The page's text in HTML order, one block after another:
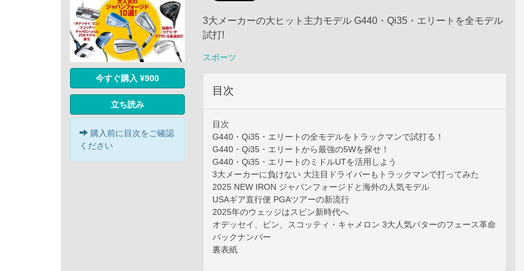
今すぐ購入 ¥900
立ち読み
購入前に目次をご確認
ください
3大メーカーの大ヒット主力モデル G440・Qi35・エリートを全モデル
試打!
スポーツ
目次
目次
G440・Qi35・エリートの全モデルをトラックマンで試打る！
G440・Qi35・エリートから最強の5Wを探せ！
G440・Qi35・エリートのミドルUTを活用しよう
3大メーカーに負けない 大注目ドライバーもトラックマンで打ってみた
2025 NEW IRON ジャパンフォージドと海外の人気モデル
USAギア直行便 PGAツアーの新流行
2025年のウェッジはスピン新時代へ
オデッセイ、ピン、スコッティ・キャメロン 3大人気パターのフェース革命
バックナンバー
裏表紙